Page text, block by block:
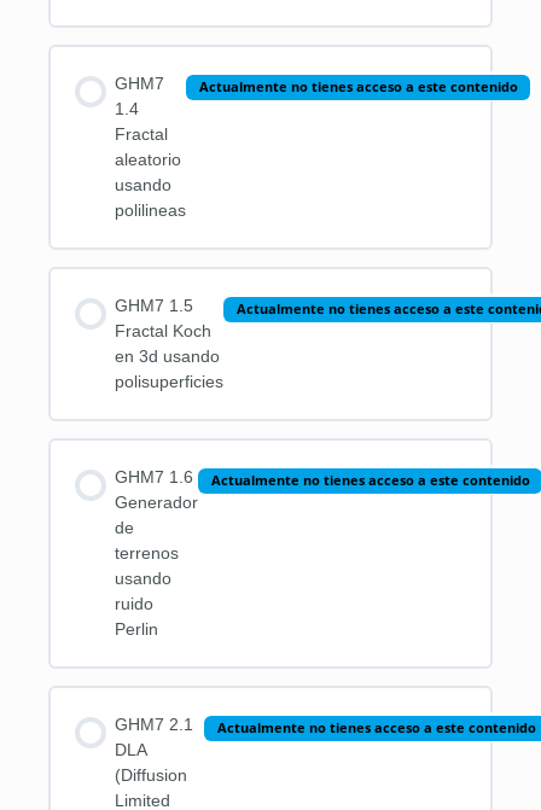
GHM7
1.4
Fractal
aleatorio
usando
polilineas
Actualmente no tienes acceso a este contenido
GHM7 1.5
Fractal Koch
en 3d usando
polisuperficies
Actualmente no tienes acceso a este
GHM7 1.6
Generador
de
terrenos
usando
ruido
Perlin
Actualmente no tienes acceso a este contenido
GHM7 2.1
DLA
(Diffusion
Limited
Actualmente no tienes acceso a este contenido